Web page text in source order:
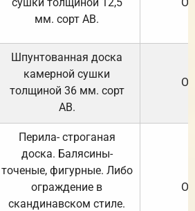
мм. сорт АВ.
Шпунтованная доска
камерной сушки
толщиной 36 мм. сорт
АВ.
Перила- строганая
доска. Балясины-
точеные, фигурные. Либо
ограждение в
скандинавском стиле.